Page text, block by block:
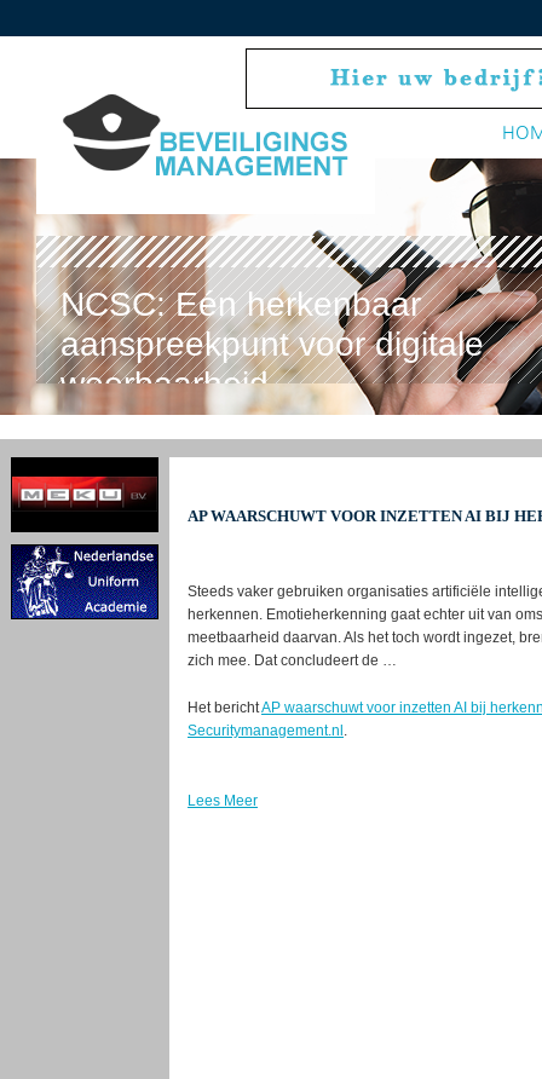
NCSC: Eén herkenbaar
aanspreekpunt voor digitale
weerbaarheid
AP WAARSCHUWT VOOR INZETTEN AI BIJ
Steeds vaker gebruiken organisaties artificiële
herkennen. Emotieherkenning gaat echter uit van
meetbaarheid daarvan. Als het toch wordt ingezet,
zich mee. Dat concludeert de …
Het berichtAP waarschuwt voor inzetten AI bij
Securitymanagement.nl .
Lees Meer